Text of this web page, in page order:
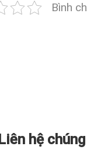
Bình
Liên hệ